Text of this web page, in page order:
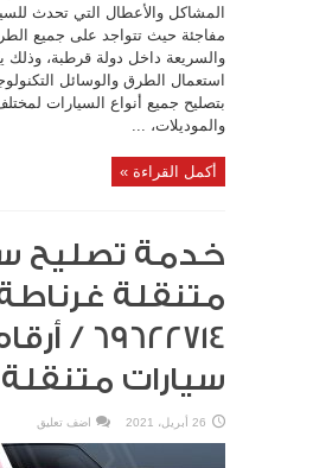
المشاكل والأعطال التي تحدث
مفاجئة حيث تتواجد على جميع
والسريعة داخل دولة قرطبة،
استعمال الطرق والوسائل
بتصليح جميع أنواع السيارات
والموديلات، ...
أكمل القراءة »
خدمة تصليح
متنقلة
سيارات متنقلة
26 أبريل، 2021 اضف تعليق